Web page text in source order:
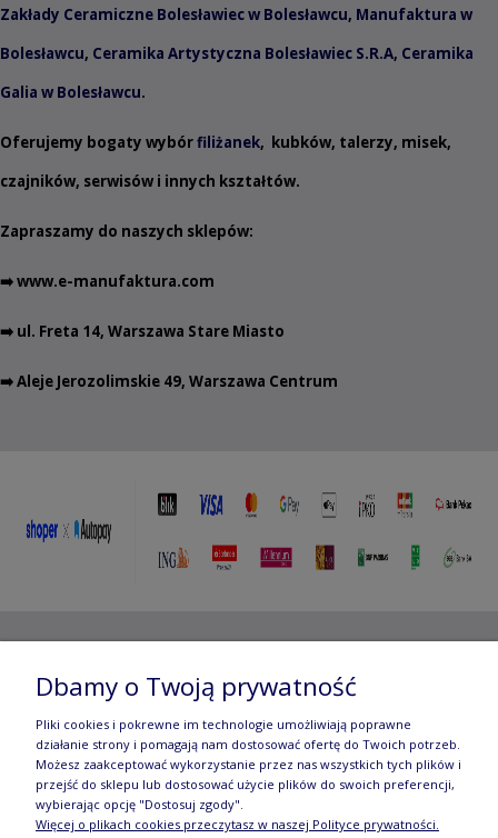
Zakłady Ceramiczne Bolesławiec w Bolesławcu, Manufaktura w
Bolesławcu, Ceramika Artystyczna Bolesławiec S.R.A, Ceramika
Galia w Bolesławcu.
Oferujemy bogaty wybórfiliżanek, kubków, talerzy, misek,
czajników, serwisów i innych kształtów.
Zapraszamy do naszych sklepów:
➡️www.e-manufaktura.com
➡️ ul. Freta 14, Warszawa Stare Miasto
➡️ Aleje Jerozolimskie 49, Warszawa Centrum
Jerozolimskie 49, 00-696 Warszawa | e-mail:
manufaktura.com|
Wszelkie prawa zastrzeżone. Fotografie oraz opisy zamieszczone
Dbamy o Twoją prywatność
Pliki cookies i pokrewne im technologie umożliwiają poprawne
działanie strony i pomagają nam dostosować ofertę do Twoich potrzeb.
Możesz zaakceptować wykorzystanie przez nas wszystkich tych plików i
przejść do sklepu lub dostosować użycie plików do swoich preferencji,
wybierając opcję "Dostosuj zgody".
Więcej o plikach cookies przeczytasz w naszej Polityce prywatności.